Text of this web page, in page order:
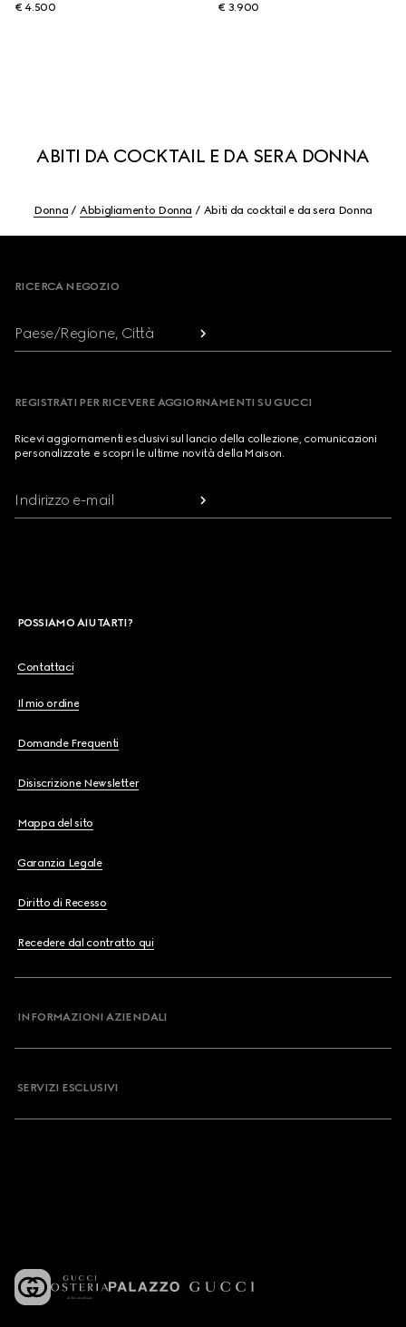
€ 4.500
€ 3.900
ABITI DA COCKTAIL E DA SERA DONNA
Donna Abbigliamento Donna Abiti da cocktail e da sera Donna
RICERCA NEGOZIO
Paese/Regione, Città
REGISTRATI PER RICEVERE AGGIORNAMENTI SU GUCCI
Ricevi aggiornamenti esclusivi sul lancio della collezione, comunicazioni
personalizzate e scopri le ultime novità della Maison.
Indirizzo e-mail
POSSIAMO AIUTARTI?
Contattaci
Il mio ordine
Domande Frequenti
Disiscrizione Newsletter
Mappa del sito
Garanzia Legale
Diritto di Recesso
Recedere dal contratto qui
INFORMAZIONI AZIENDALI
SERVIZI ESCLUSIVI